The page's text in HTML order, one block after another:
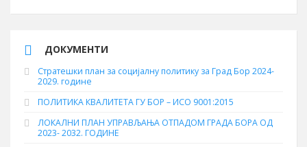
ДОКУМЕНТИ
Стратешки план за социјалну политику за Град Бор 2024-
2029. године
ПОЛИТИКА КВАЛИТЕТА ГУ БОР – ИСО 9001:2015
ЛОКАЛНИ ПЛАН УПРАВЉАЊА ОТПАДОМ ГРАДА БОРА ОД
2023- 2032. ГОДИНЕ